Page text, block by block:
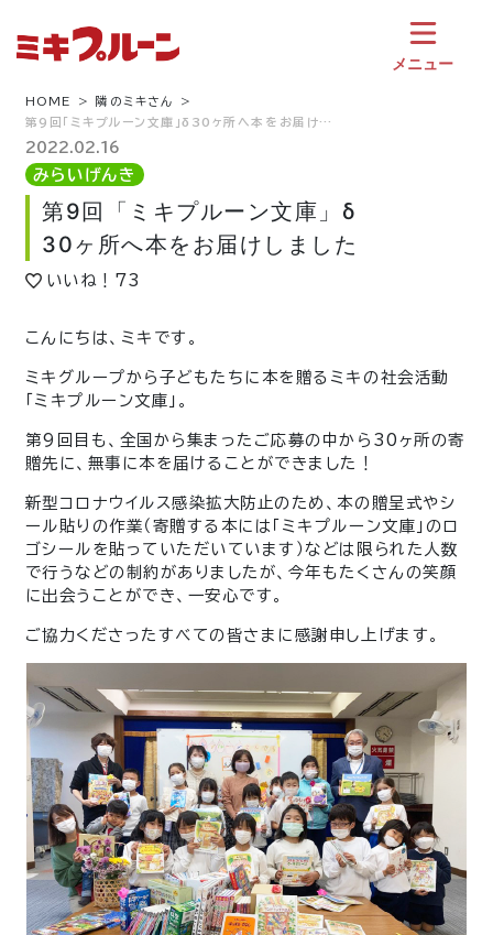
メニュー
HOME
隣のミキさん
第9回「ミキプルーン文庫」δ30ヶ所へ本をお届け…
2022.02.16
みらいげんき
第9回「ミキプルーン文庫」δ
30ヶ所へ本をお届けしました
いいね！ 73
こんにちは、ミキです。
ミキグループから子どもたちに本を贈るミキの社会活動
「ミキプルーン文庫」。
第9回目も、全国から集まったご応募の中から30ヶ所の寄
贈先に、無事に本を届けることができました！
新型コロナウイルス感染拡大防止のため、本の贈呈式やシ
ール貼りの作業（寄贈する本には「ミキプルーン文庫」のロ
ゴシールを貼っていただいています）などは限られた人数
で行うなどの制約がありましたが、今年もたくさんの笑顔
に出会うことができ、一安心です。
ご協力くださったすべての皆さまに感謝申し上げます。